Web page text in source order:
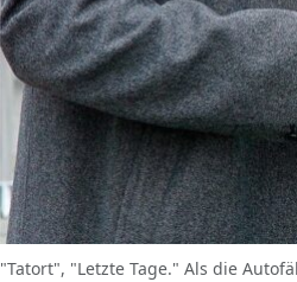
"Tatort", "Letzte Tage." Als die